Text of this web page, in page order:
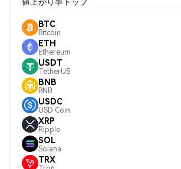
BTC
Bitcoin
ETH
Ethereum
USDT
TetherUS
BNB
BNB
USDC
USD Coin
XRP
Ripple
SOL
Solana
TRX